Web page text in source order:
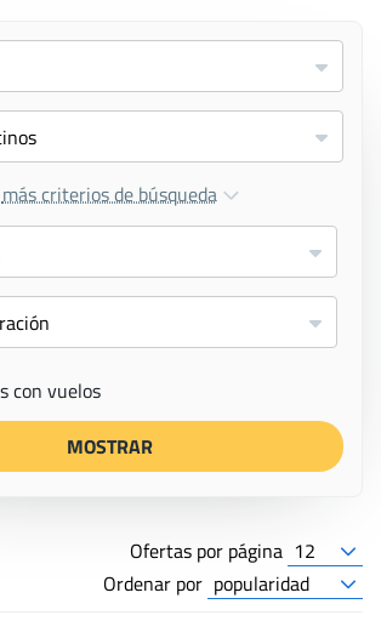
más criterios de búsqueda
con vuelos
MOSTRAR
Ofertas por página
Ordenar por